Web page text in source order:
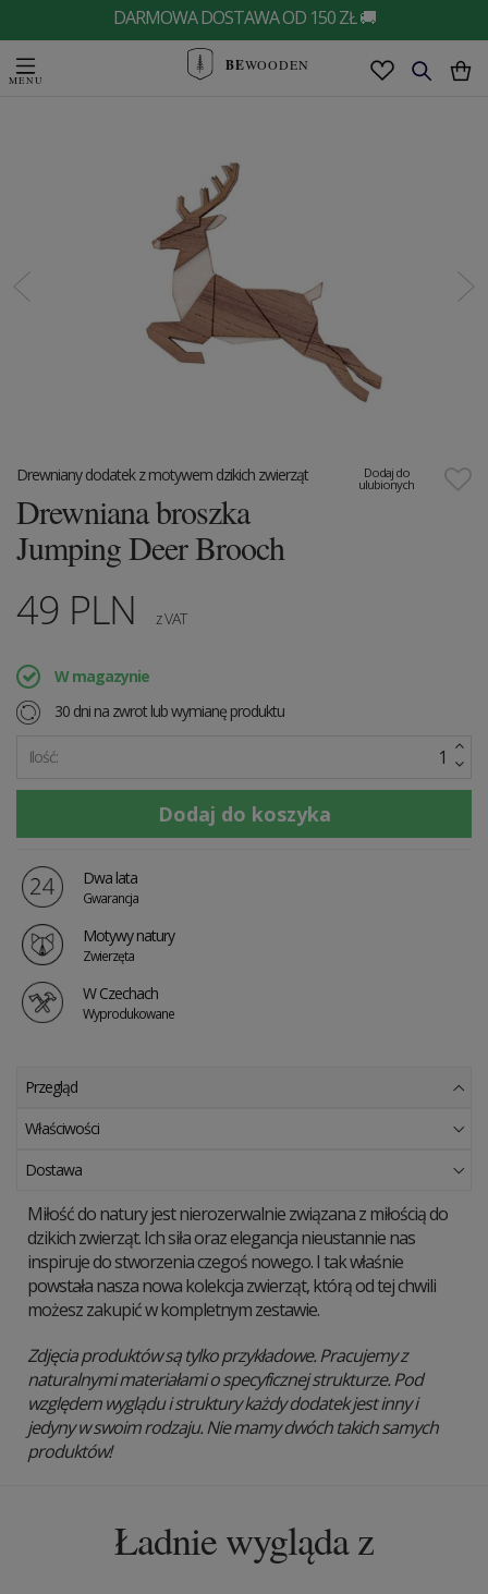
DARMOWA DOSTAWA OD 150 ZŁ 🚚
BEWOODEN
Dodaj do
ulubionych
Drewniany dodatek z motywem dzikich zwierząt
Drewniana broszka
Jumping Deer Brooch
49 PLN z VAT
W magazynie
30 dni na zwrot lub wymianę produktu
Ilość:
Dwa lata
Gwarancja
Motywy natury
Zwierzęta
W Czechach
Wyprodukowane
Przegląd
Właściwości
Dostawa
Miłość do natury jest nierozerwalnie związana z miłością do
dzikich zwierząt. Ich siła oraz elegancja nieustannie nas
inspiruje do stworzenia czegoś nowego. I tak właśnie
powstała nasza nowa kolekcja zwierząt, którą od tej chwili
możesz zakupić w kompletnym zestawie.
Zdjęcia produktów są tylko przykładowe. Pracujemy z
naturalnymi materiałami o specyficznej strukturze. Pod
względem wyglądu i struktury każdy dodatek jest inny i
jedyny w swoim rodzaju. Nie mamy dwóch takich samych
produktów!
Ładnie wygląda z